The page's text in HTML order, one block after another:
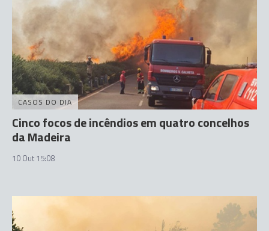
CASOS DO DIA
Cinco focos de incêndios em quatro concelhos
da Madeira
10 Out 15:08